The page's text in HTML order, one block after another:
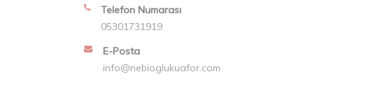
Telefon Numarası
05301731919
E-Posta
info@nebioglukuafor.com